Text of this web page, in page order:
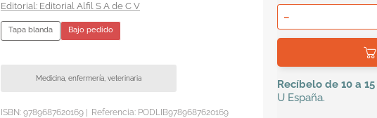
Editorial Alfil S A de C V
Tapa blanda Bajo pedido
Medicina, enfermería, veterinaria
ISBN: 9789687620169 Referencia: PODLIB9789687620169
－
Recíbelo de 10 a
U España.
7.
divina comedia
1984
book haven